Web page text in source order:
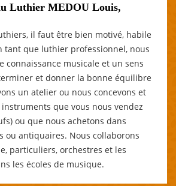
Luthier MEDOU Louis,
il faut être bien motivé, habile
tant que luthier professionnel, nous
connaissance musicale et un sens
et donner la bonne équilibre
un atelier ou nous concevons et
que vous nous vendez
ou que nous achetons dans
ou antiquaires. Nous collaborons
particuliers, orchestres et les
les écoles de musique.